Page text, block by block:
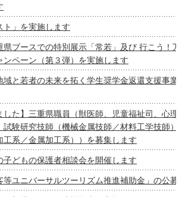
ト」を実施します
県ブースでの特別展示「常若」及び 行こう！
ンペーン（第３弾）を実施します
域と若者の未来を拓く学生奨学金返還支援事業
した】三重県職員（獣医師、児童福祉司、心理
試験研究技師（機械金属技師／材料工学技師）
工系／金属加工系））を募集します
子どもの保護者相談会を開催します
等ユニバーサルツーリズム推進補助金」の公募